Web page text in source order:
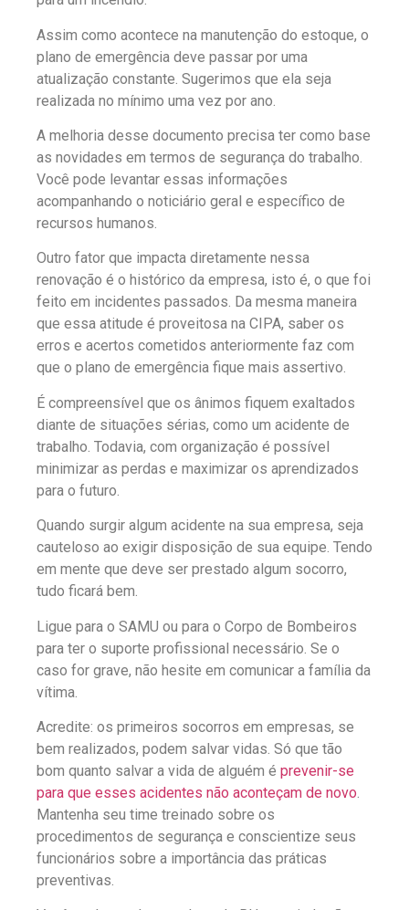
Assim como acontece na manutenção do estoque, o
plano de emergência deve passar por uma
atualização constante. Sugerimos que ela seja
realizada no mínimo uma vez por ano.
A melhoria desse documento precisa ter como base
as novidades em termos de segurança do trabalho.
Você pode levantar essas informações
acompanhando o noticiário geral e específico de
recursos humanos.
Outro fator que impacta diretamente nessa
renovação é o histórico da empresa, isto é, o que foi
feito em incidentes passados. Da mesma maneira
que essa atitude é proveitosa na CIPA, saber os
erros e acertos cometidos anteriormente faz com
que o plano de emergência fique mais assertivo.
É compreensível que os ânimos fiquem exaltados
diante de situações sérias, como um acidente de
trabalho. Todavia, com organização é possível
minimizar as perdas e maximizar os aprendizados
para o futuro.
Quando surgir algum acidente na sua empresa, seja
cauteloso ao exigir disposição de sua equipe. Tendo
em mente que deve ser prestado algum socorro,
tudo ficará bem.
Ligue para o SAMU ou para o Corpo de Bombeiros
para ter o suporte profissional necessário. Se o
caso for grave, não hesite em comunicar a família da
vítima.
Acredite: os primeiros socorros em empresas, se
bem realizados, podem salvar vidas. Só que tão
bom quanto salvar a vida de alguém é prevenir-se
para que esses acidentes não aconteçam de novo.
Mantenha seu time treinado sobre os
procedimentos de segurança e conscientize seus
funcionários sobre a importância das práticas
preventivas.